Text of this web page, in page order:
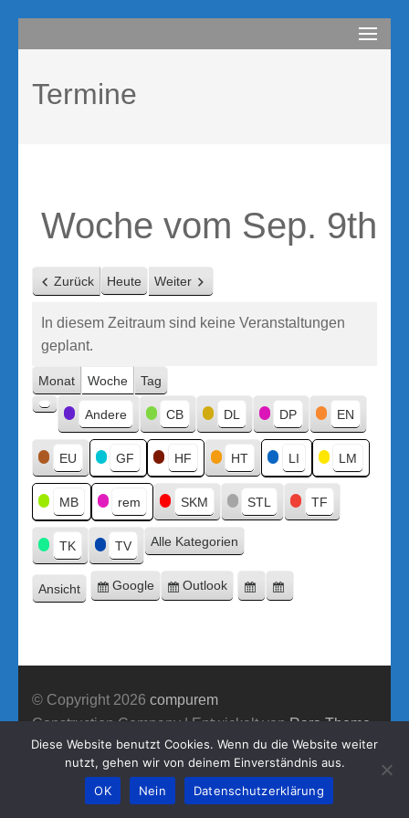
Inhalt
(Enter
drücken)
compurem
Termine
Woche vom Sep. 9th
Zurück Heute Weiter
In diesem Zeitraum sind keine Veranstaltungen
geplant.
Monat Woche Tag
Kategorien
Kategorie
ohne
Titel
Andere CB DL DP EN
EU GF HF HT LI LM
MB rem SKM STL TF
TK TV Alle Kategorien
Ansicht ausdrucken
Eintragen
Google
Eintragen
Outlook
Google-
© Copyright 2026 compurem
Construction Company | Entwickelt von Rara Theme
Präsentiert von WordPress.
Diese Website benutzt Cookies. Wenn du die Website weiter
nutzt, gehen wir von deinem Einverständnis aus.
OK
Nein Datenschutzerklärung